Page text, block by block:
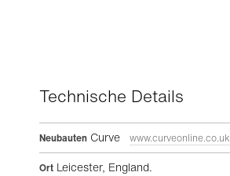
Technische Details
Neubauten Curve www.curveonline.co.uk
Ort Leicester, England.